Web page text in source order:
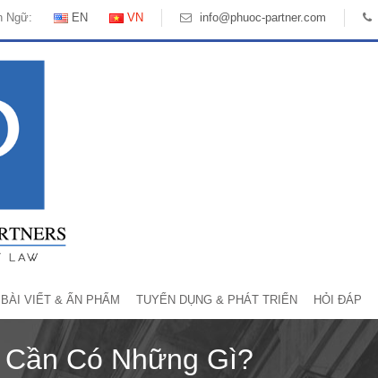
Ngữ: EN VN info@phuoc-partner.com
BÀI VIẾT & ẤN PHẨM TUYỂN DỤNG & PHÁT TRIỂN HỎI ĐÁP
Có Những Gì?